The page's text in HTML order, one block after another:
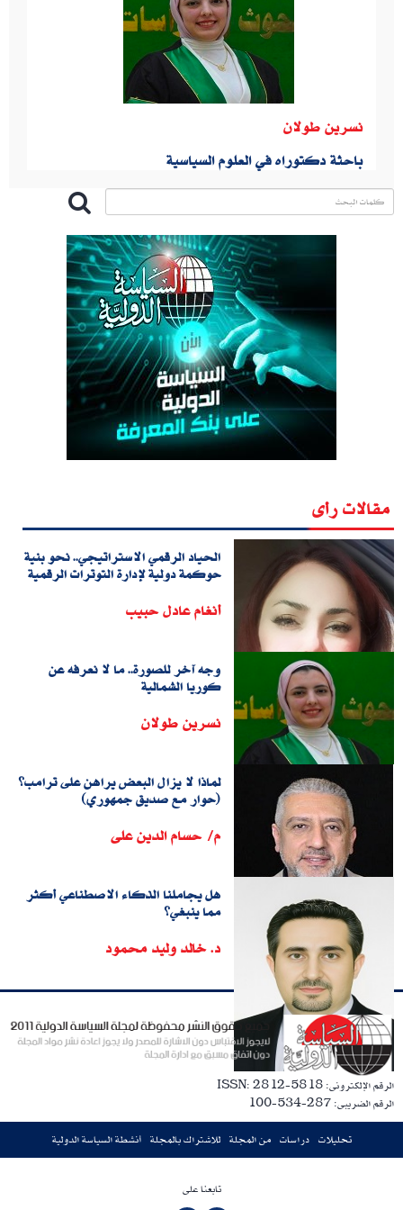
نسرين طولان
باحثة دكتوراه في العلوم السياسية
مقالات رأى
الحياد الرقمي الاستراتيجي.. نحو بنية
حوكمة دولية لإدارة التوترات الرقمية
أنغام عادل حبيب
وجه آخر للصورة.. ما لا نعرفه عن
كوريا الشمالية
نسرين طولان
لماذا لا يزال البعض يراهن على ترامب؟
(حوار مع صديق جمهوري)
م/ حسام الدين على
هل يجاملنا الذكاء الاصطناعي أكثر
مما ينبغي؟
د. خالد وليد محمود
الرقم الإلكترونى: ISSN: 2812-5818
الرقم الضريبى: 287-534-100
تحليلات دراسات من المجلة للاشتراك بالمجلة أنشطة السياسة الدولية
تابعنا على